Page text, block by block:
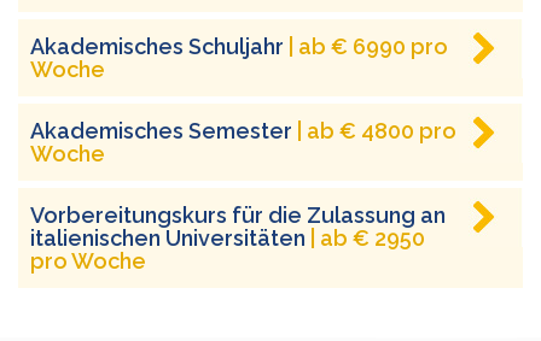
Akademisches Schuljahr
| ab € 6990 pro
Woche
Akademisches Semester
| ab € 4800 pro
Woche
Vorbereitungskurs für die Zulassung an
italienischen Universitäten
| ab € 2950
pro Woche